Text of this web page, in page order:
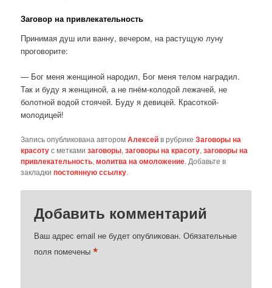
Заговор на привлекательность
Принимая душ или ванну, вечером, на растущую луну
проговорите:
— Бог меня женщиной народил, Бог меня телом наградил.
Так и буду я женщиной, а не пнём-колодой лежачей, не
болотной водой стоячей. Буду я девицей. Красоткой-
молодицей!
Запись опубликована авторомАлексейв рубрикеЗаговоры на
красотус меткамизаговоры,заговоры на красоту,заговоры на
привлекательность,молитва на омоложение. Добавьте в
закладкипостоянную ссылку.
Добавить комментарий
Ваш адрес email не будет опубликован. Обязательные
поля помечены*